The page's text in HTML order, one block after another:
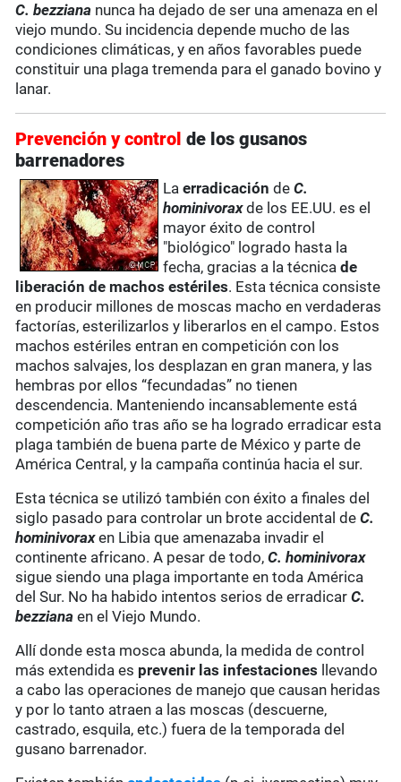
C. bezziana nunca ha dejado de ser una amenaza en el
viejo mundo. Su incidencia depende mucho de las
condiciones climáticas, y en años favorables puede
constituir una plaga tremenda para el ganado bovino y
lanar.
Prevención y control de los gusanos
barrenadores
Laerradicación deC.
hominivoraxde los EE.UU. es el
mayor éxito de control
"biológico" logrado hasta la
fecha, gracias a la técnicade
liberación de machos estériles. Esta técnica consiste
en producir millones de moscas macho en verdaderas
factorías, esterilizarlos y liberarlos en el campo. Estos
machos estériles entran en competición con los
machos salvajes, los desplazan en gran manera, y las
hembras por ellos “fecundadas” no tienen
descendencia. Manteniendo incansablemente está
competición año tras año se ha logrado erradicar esta
plaga también de buena parte de México y parte de
América Central, y la campaña continúa hacia el sur.
Esta técnica se utilizó también con éxito a finales del
siglo pasado para controlar un brote accidental deC.
hominivoraxen Libia que amenazaba invadir el
continente africano. A pesar de todo, C. hominivorax
sigue siendo una plaga importante en toda América
del Sur. No ha habido intentos serios de erradicarC.
bezziana en el Viejo Mundo.
Allí donde esta mosca abunda, la medida de control
más extendida es prevenir las infestaciones llevando
a cabo las operaciones de manejo que causan heridas
y por lo tanto atraen a las moscas (descuerne,
castrado, esquila, etc.) fuera de la temporada del
gusano barrenador.